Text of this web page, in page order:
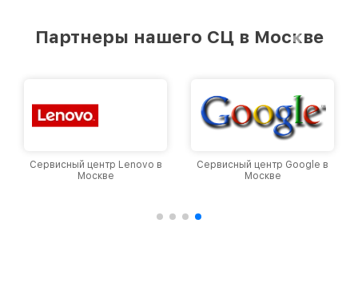
Партнеры нашего СЦ в Москве
Сервисный центр Lenovo в
Москве
Сервисный центр Google в
Москве